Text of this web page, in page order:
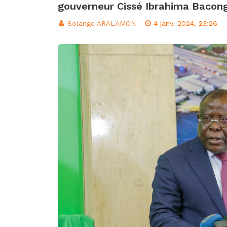
d’intégration
Classement
gouverneur Cissé Ibrahima
Solange ARALAMON 4 janv. 2024, 23:26